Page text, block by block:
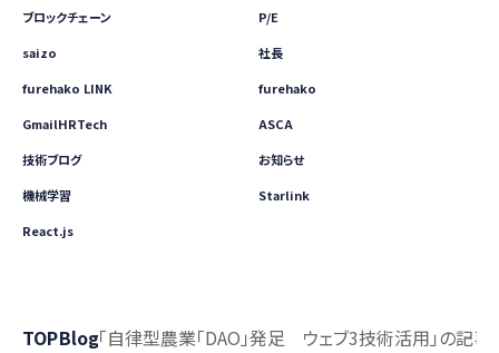
ブロックチェーン
P/E
saizo
社長
furehako LINK
furehako
GmailHRTech
ASCA
技術ブログ
お知らせ
機械学習
Starlink
React.js
TOPBlog「自律型農業「DAO」発足 ウェブ3技術活用」の記